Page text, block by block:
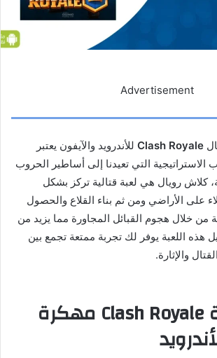
Advertisement
Clash Royale للأندرويد والآيفون يعتبر
الاستراتيجية التي تعيدنا إلى أساطير الحروب
كلاش رويال هي لعبة قتالية تركز بشكل
على الأراضي ومن ثم بناء القلاع والحصول
من خلال هجوم القبائل المجاورة مما يزيد من
هذه اللعبة يوفر لك تجربة ممتعة تجمع بين
والإثارة.
تحميل لعبة Clash Royale مهكرة